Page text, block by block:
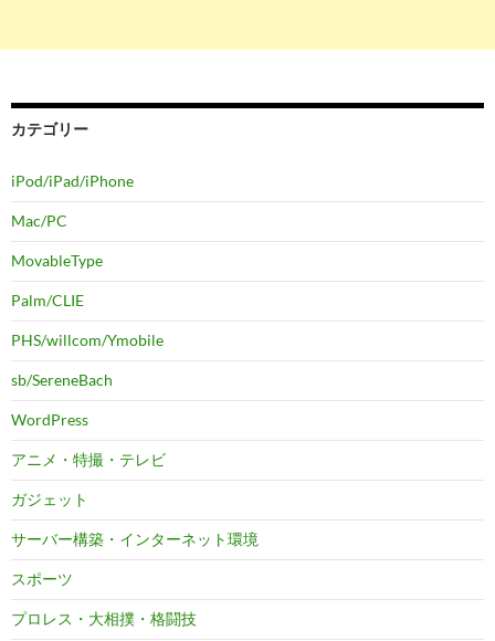
カテゴリー
iPod/iPad/iPhone
Mac/PC
MovableType
Palm/CLIE
PHS/willcom/Ymobile
sb/SereneBach
WordPress
アニメ・特撮・テレビ
ガジェット
サーバー構築・インターネット環境
スポーツ
プロレス・大相撲・格闘技